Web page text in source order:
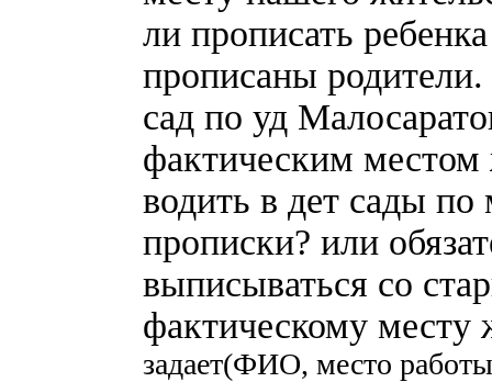
ли прописать
прописаны
сад по уд
фактическим местом
водить в дет сады
прописки? или
выписываться со
фактическому месту
задает(ФИО, место